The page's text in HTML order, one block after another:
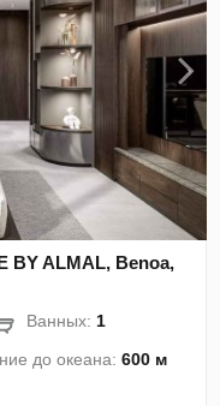
BY ALMAL, Benoa,
Ванных: 1
до океана:600 м